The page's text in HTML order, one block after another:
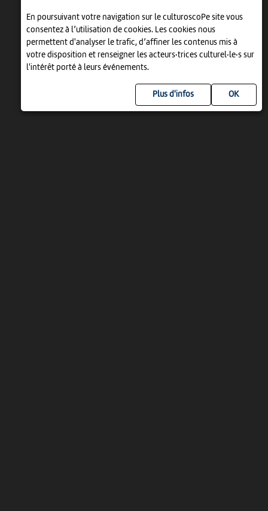
En poursuivant votre navigation sur le culturoscoPe site vous
consentez à l’utilisation de cookies. Les cookies nous
permettent d'analyser le trafic, d’affiner les contenus mis à
votre disposition et renseigner les acteurs·trices culturel·le·s sur
l'intérêt porté à leurs événements.
Plus d'infos